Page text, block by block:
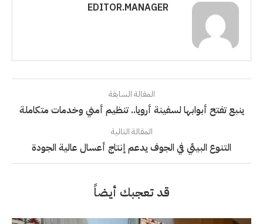
EDITOR.MANAGER
المقالة السابقة
ينبع تفتح أبوابها لسفينة أرويا.. تنظيم أمني وخدمات متكاملة
المقالة التالية
التنوع البيئي في الجوف يدعم إنتاج أعسال عالية الجودة
قد تعجبك أيضاً